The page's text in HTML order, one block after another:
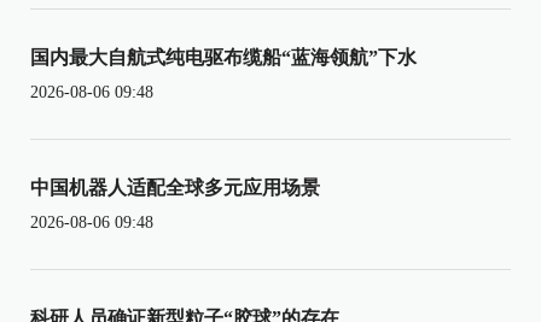
国内最大自航式纯电驱布缆船“蓝海领航”下水
2026-08-06 09:48
中国机器人适配全球多元应用场景
2026-08-06 09:48
科研人员确证新型粒子“胶球”的存在